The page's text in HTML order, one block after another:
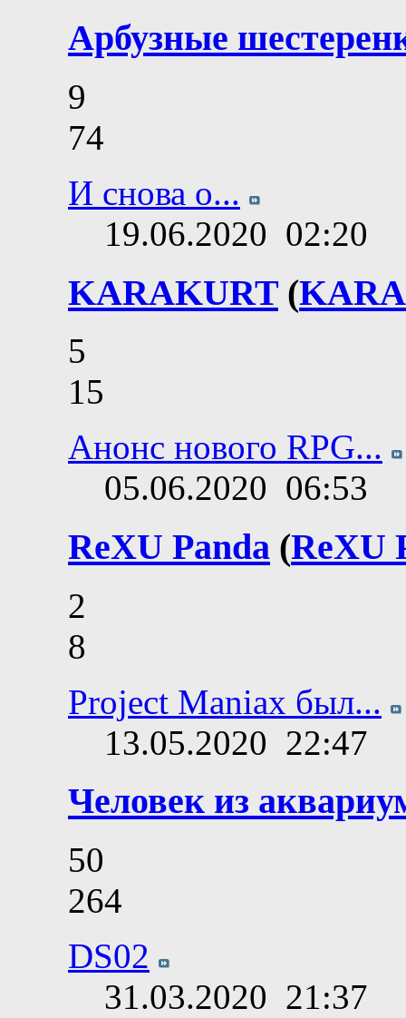
Арбузные
9
74
И снова о...
19.06.2020 02:20
KARAKURT (
5
15
Анонс нового RPG...
05.06.2020 06:53
ReXU Panda (ReXU
2
8
Project Maniax был...
13.05.2020 22:47
Человек из
50
264
DS02
31.03.2020 21:37